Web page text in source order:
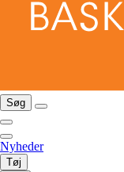
Søg
Nyheder
Tøj